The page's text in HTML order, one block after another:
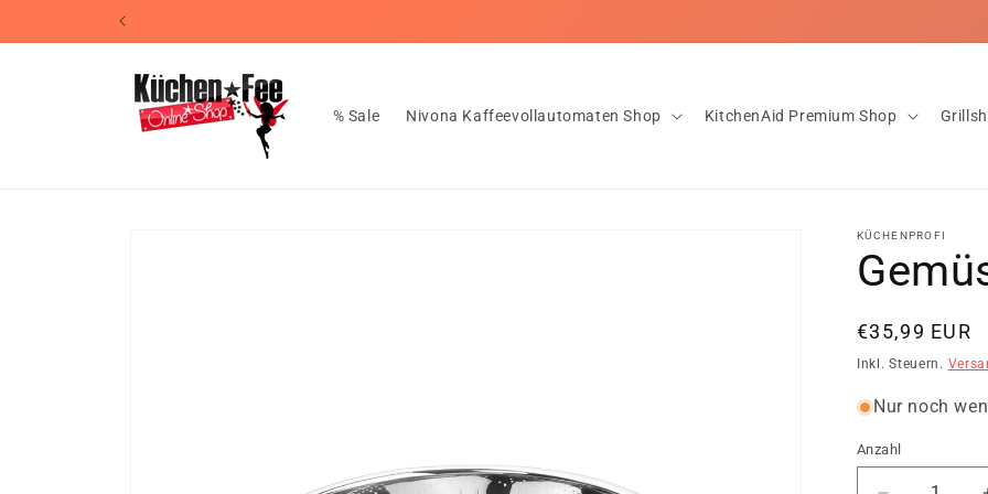
Inhalt
% Sale Nivona Kaffeevollautomaten Shop KitchenAid Premium Shop
KÜCHENPROFI
Normaler
Preis
€35,99 EUR
Inkl. Steuern.
Nur noch
Anzahl